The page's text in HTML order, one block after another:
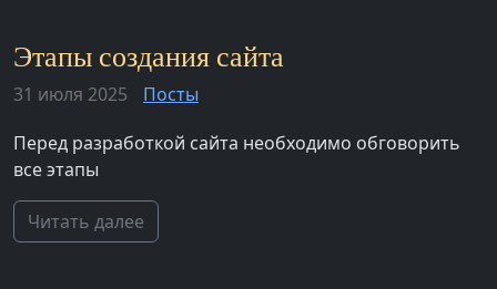
Этапы создания сайта
31 июля 2025
Посты
Перед разработкой сайта необходимо обговорить
все этапы
Читать далее